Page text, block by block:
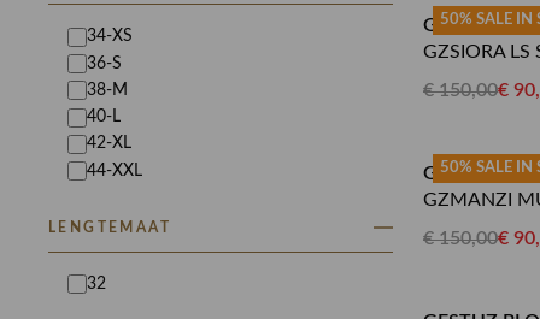
34-XS
36-S
38-M
40-L
42-XL
44-XXL
LENGTEMAAT
32
50% SALE IN
GESTUZ
GZSIORA LS
€ 150,00€
50% SALE IN
GESTUZ
GZMANZI
€ 150,00€